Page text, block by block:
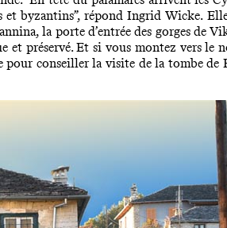
byzantins”, répond Ingrid Wicke.
la porte d’entrée des gorges de
préservé. Et si vous montez vers le
conseiller la visite de la tombe de